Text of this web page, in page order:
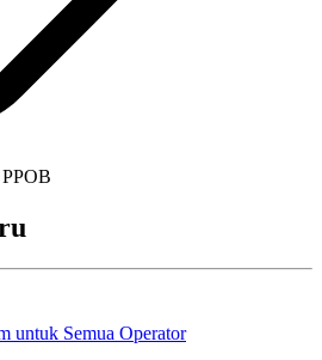
untuk Semua Operator